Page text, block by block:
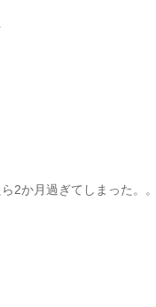
2か月過ぎてしまった。。